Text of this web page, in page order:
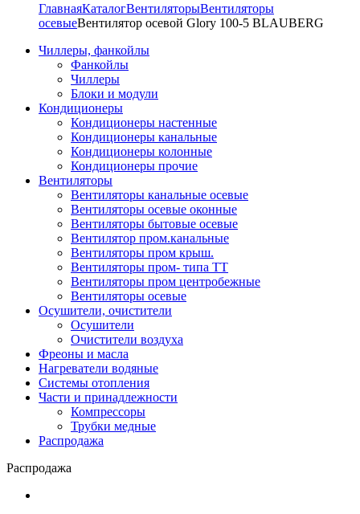
ГлавнаяКаталогВентиляторыВентиляторы
осевыеВентилятор осевой Glory 100-5 BLAUBERG
Чиллеры, фанкойлы
Фанкойлы
Чиллеры
Блоки и модули
Кондиционеры
Кондиционеры настенные
Кондиционеры канальные
Кондиционеры колонные
Кондиционеры прочие
Вентиляторы
Вентиляторы канальные осевые
Вентиляторы осевые оконные
Вентиляторы бытовые осевые
Вентилятор пром.канальные
Вентиляторы пром крыш.
Вентиляторы пром- типа ТТ
Вентиляторы пром центробежные
Вентиляторы осевые
Осушители, очистители
Осушители
Очистители воздуха
Фреоны и масла
Нагреватели водяные
Системы отопления
Части и принадлежности
Компрессоры
Трубки медные
Раcпродажа
Распродажа